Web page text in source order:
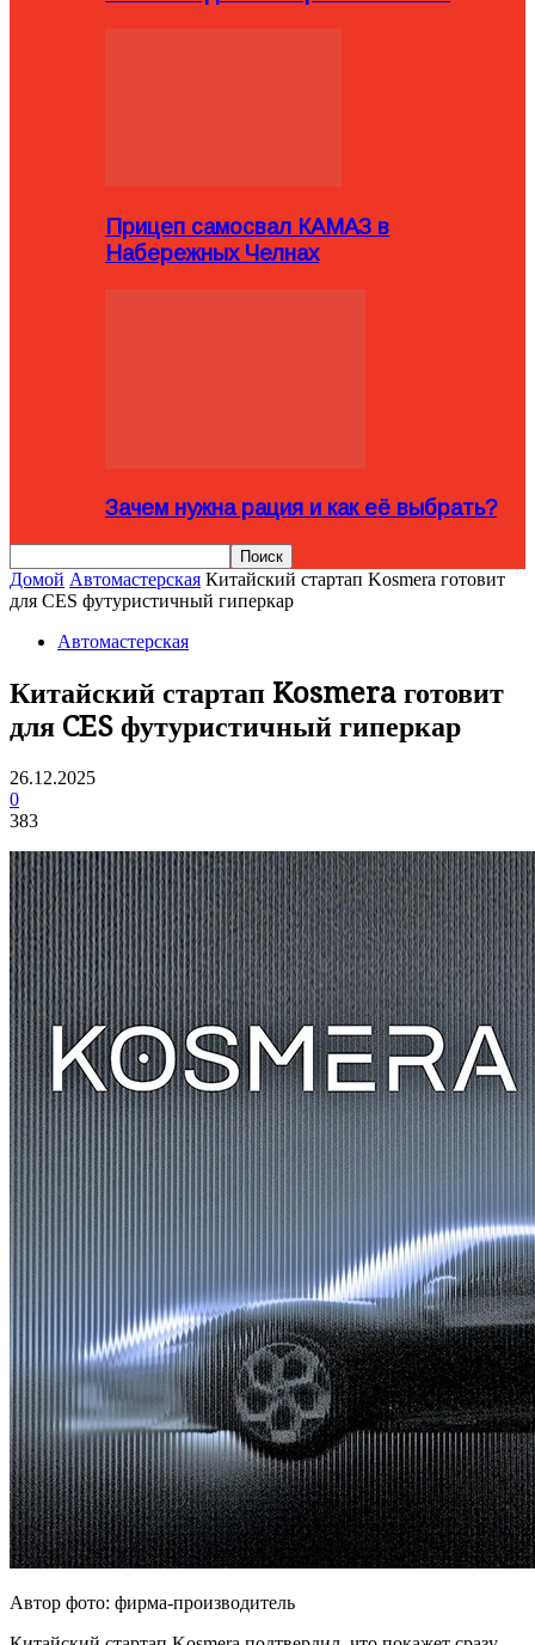
Прицеп самосвал КАМАЗ в
Набережных Челнах
Зачем нужна рация и как её выбрать?
Домой Автомастерская Китайский стартап Kosmera готовит
для CES футуристичный гиперкар
Автомастерская
Китайский стартап Kosmera готовит
для CES футуристичный гиперкар
26.12.2025
0
383
Автор фото: фирма-производитель